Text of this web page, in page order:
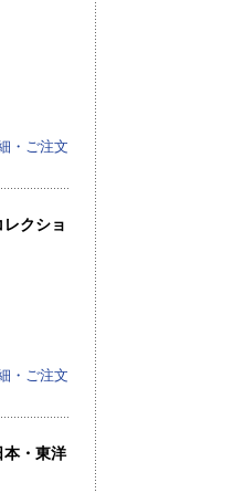
・ご注文
クショ
・ご注文
本・東洋